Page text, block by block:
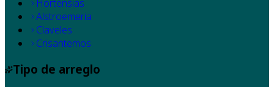
Hortensias
Alstroemeria
Claveles
Crisantemos
Tipo de arreglo